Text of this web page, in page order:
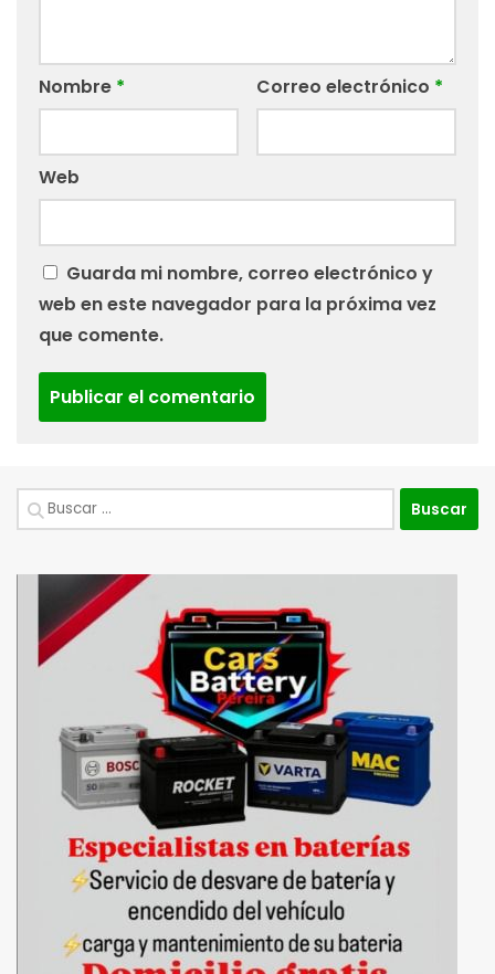
Nombre * Correo electrónico *
Web
Guarda mi nombre, correo electrónico y
web en este navegador para la próxima vez
que comente.
Buscar: